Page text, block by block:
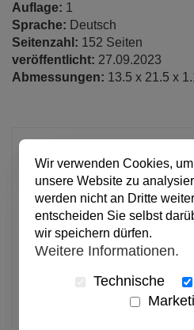
Auflage: 1
Sprache: Deutsch
Seitenzahl: 152 Seiten
veröffentlicht: 27.09.2023
Abmessungen: 13.5 x 21.5 x
In den
Wir verwenden Cookies,
unsere Website zu
werden nicht an Dritte
entscheiden Sie selbst
wir speichern dürfen.
Weitere Informationen.
Technische